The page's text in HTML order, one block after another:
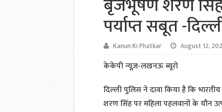
पर्याप्त सबूत -
Kanun Ki Phatkar August 12,
केकेपी न्यूज़-लखनऊ ब्यूरो
दिल्ली पुलिस ने दावा किया है कि
शरण सिंह पर महिला पहलवानों के यौन